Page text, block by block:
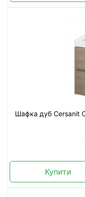
Шафка дуб Cersanit
Купити